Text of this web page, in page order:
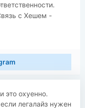
с Хешем -
это охуенно.
легалайз нужен